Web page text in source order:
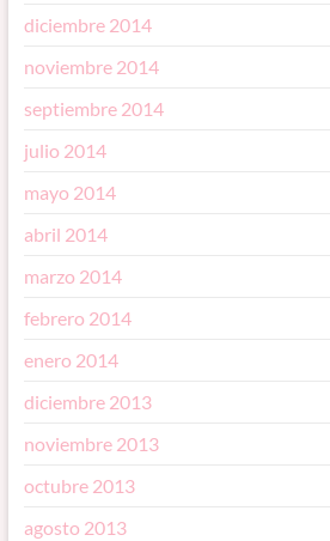
diciembre 2014
noviembre 2014
septiembre 2014
julio 2014
mayo 2014
abril 2014
marzo 2014
febrero 2014
enero 2014
diciembre 2013
noviembre 2013
octubre 2013
agosto 2013